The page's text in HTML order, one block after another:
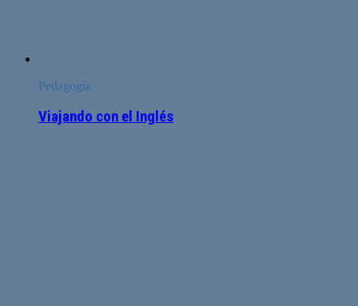
Pedagogía
Viajando con el Inglés